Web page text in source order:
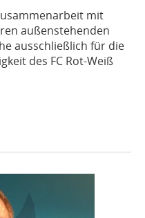
mit
außenstehenden
ausschließlich für die
des FC Rot-Weiß